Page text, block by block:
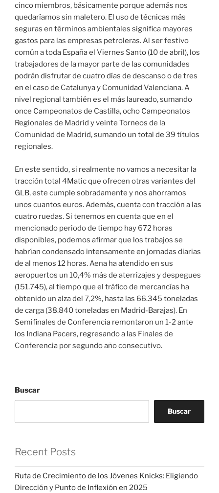
cinco miembros, básicamente porque además nos
quedaríamos sin maletero. El uso de técnicas más
seguras en términos ambientales significa mayores
gastos para las empresas petroleras. Al ser festivo
común a toda España el Viernes Santo (10 de abril), los
trabajadores de la mayor parte de las comunidades
podrán disfrutar de cuatro días de descanso o de tres
en el caso de Catalunya y Comunidad Valenciana. A
nivel regional también es el más laureado, sumando
once Campeonatos de Castilla, ocho Campeonatos
Regionales de Madrid y veinte Torneos de la
Comunidad de Madrid, sumando un total de 39 títulos
regionales.
En este sentido, si realmente no vamos a necesitar la
tracción total 4Matic que ofrecen otras variantes del
GLB, este cumple sobradamente y nos ahorramos
unos cuantos euros. Además, cuenta con tracción a las
cuatro ruedas. Si tenemos en cuenta que en el
mencionado periodo de tiempo hay 672 horas
disponibles, podemos afirmar que los trabajos se
habrían condensado intensamente en jornadas diarias
de al menos 12 horas. Aena ha atendido en sus
aeropuertos un 10,4% más de aterrizajes y despegues
(151.745), al tiempo que el tráfico de mercancías ha
obtenido un alza del 7,2%, hasta las 66.345 toneladas
de carga (38.840 toneladas en Madrid-Barajas). En
Semifinales de Conferencia remontaron un 1-2 ante
los Indiana Pacers, regresando a las Finales de
Conferencia por segundo año consecutivo.
Buscar
Buscar
Recent Posts
Ruta de Crecimiento de los Jóvenes Knicks: Eligiendo
Dirección y Punto de Inflexión en 2025